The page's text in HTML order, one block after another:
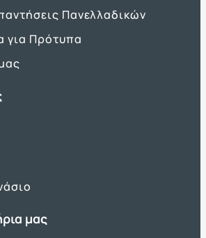
Πανελλαδικών
για Πρότυπα
μας